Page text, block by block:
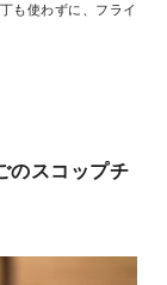
も使わずに、フライ
のスコップチ